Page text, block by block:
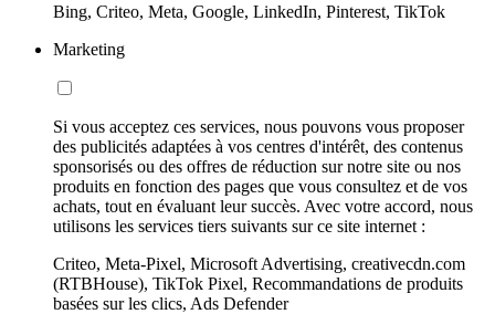
Bing, Criteo, Meta, Google, LinkedIn, Pinterest, TikTok
Marketing
Si vous acceptez ces services, nous pouvons vous proposer
des publicités adaptées à vos centres d'intérêt, des contenus
sponsorisés ou des offres de réduction sur notre site ou nos
produits en fonction des pages que vous consultez et de vos
achats, tout en évaluant leur succès. Avec votre accord, nous
utilisons les services tiers suivants sur ce site internet :
Criteo, Meta-Pixel, Microsoft Advertising, creativecdn.com
(RTBHouse), TikTok Pixel, Recommandations de produits
basées sur les clics, Ads Defender